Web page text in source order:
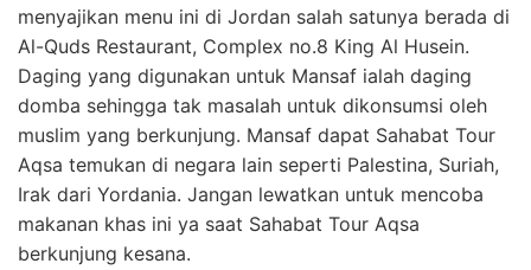
menyajikan menu ini di Jordan salah satunya berada di
Al-Quds Restaurant, Complex no.8 King Al Husein.
Daging yang digunakan untuk Mansaf ialah daging
domba sehingga tak masalah untuk dikonsumsi oleh
muslim yang berkunjung. Mansaf dapat Sahabat Tour
Aqsa temukan di negara lain seperti Palestina, Suriah,
Irak dari Yordania. Jangan lewatkan untuk mencoba
makanan khas ini ya saat Sahabat Tour Aqsa
berkunjung kesana.